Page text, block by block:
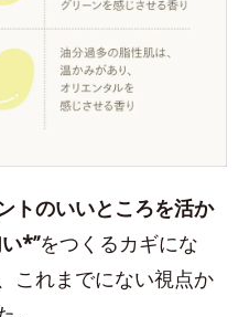
トのいいところを活か
*”をつくるカギにな
これまでにない視点か